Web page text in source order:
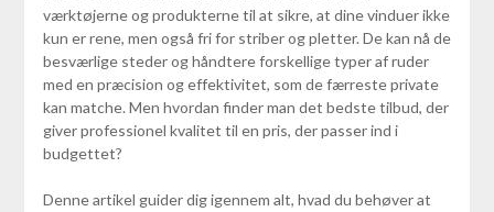
værktøjerne og produkterne til at sikre, at dine vinduer ikke
kun er rene, men også fri for striber og pletter. De kan nå de
besværlige steder og håndtere forskellige typer af ruder
med en præcision og effektivitet, som de færreste private
kan matche. Men hvordan finder man det bedste tilbud, der
giver professionel kvalitet til en pris, der passer ind i
budgettet?
Denne artikel guider dig igennem alt, hvad du behøver at